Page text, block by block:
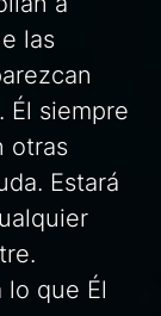
las
Él siempre
otras
Estará
que Él